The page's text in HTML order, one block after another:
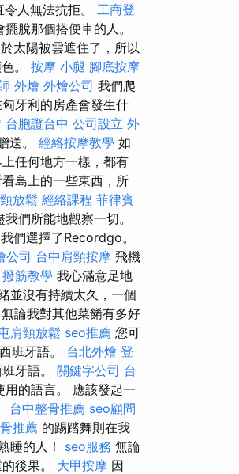
人無法抗拒。 工商登
脫那個搭便車的人。
太陽被雲遮住了，所以
。 按摩 小腿 腳底按摩
外燴 外燴公司 我們爬
牙利的房產會發生什
台胞證台中 公司設立 外
送。 經絡按摩教學 如
任何地方一樣，都有
島上的一些東西，所
放鬆 經絡課程 菲律賓
們所能地觀察一切。
們選擇了Recordgo。
公司 台中肩頸按摩 飛機
撥筋教學 我心滿意足地
並沒有持續太久，一個
論我對其他菜餚有多好
肩頸放鬆 seo推薦 您可
班牙語。 台北外燴 登
牙語。 關鍵字公司 台
的語言。 應該發起一
台中整骨推薦 seo顧問
推薦 的踢踏舞則在我
睡的人！ seo服務 無論
後果。 大甲按摩 因